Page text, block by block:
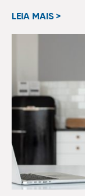
LEIA MAIS >